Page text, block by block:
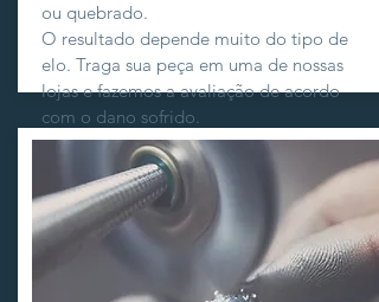
ou quebrado.
O resultado depende muito do tipo de
elo. Traga sua peça em uma de nossas
lojas e fazemos a avaliação de acordo
com o dano sofrido.